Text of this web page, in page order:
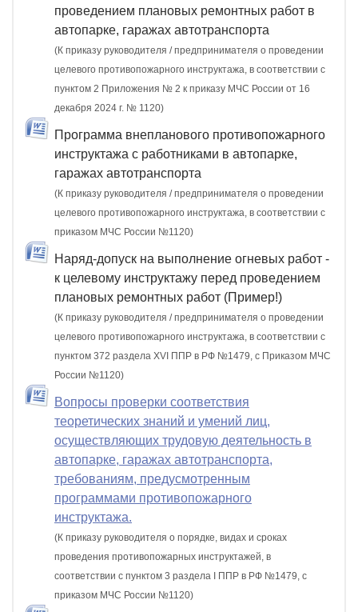
проведением плановых ремонтных работ в
автопарке, гаражах автотранспорта
(К приказу руководителя / предпринимателя о проведении
целевого противопожарного инструктажа, в соответствии с
пунктом 2 Приложения № 2 к приказу МЧС России от 16
декабря 2024 г. № 1120)
Программа внепланового противопожарного
инструктажа с работниками в автопарке,
гаражах автотранспорта
(К приказу руководителя / предпринимателя о проведении
целевого противопожарного инструктажа, в соответствии с
приказом МЧС России №1120)
Наряд-допуск на выполнение огневых работ -
к целевому инструктажу перед проведением
плановых ремонтных работ (Пример!)
(К приказу руководителя / предпринимателя о проведении
целевого противопожарного инструктажа, в соответствии с
пунктом 372 раздела XVI ППР в РФ №1479, c Приказом МЧС
России №1120)
Вопросы проверки соответствия
теоретических знаний и умений лиц,
осуществляющих трудовую деятельность в
автопарке, гаражах автотранспорта,
требованиям, предусмотренным
программами противопожарного
инструктажа.
(К приказу руководителя о порядке, видах и сроках
проведения противопожарных инструктажей, в
соответствии с пунктом 3 раздела I ППР в РФ №1479, с
приказом МЧС России №1120)